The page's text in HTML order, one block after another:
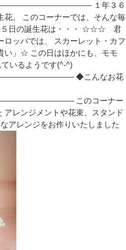
１年３６
。 このコーナーでは、そんな毎
５日の誕生花は・・・ ☆☆☆ 君
ッパでは、 スカーレット・カフ
い」☆ この日はほかにも、モモ
いるようです(^-^)
◆こんなお花
このコーナー
アレンジメントや花束、スタンド
アレンジをお作りいたしました